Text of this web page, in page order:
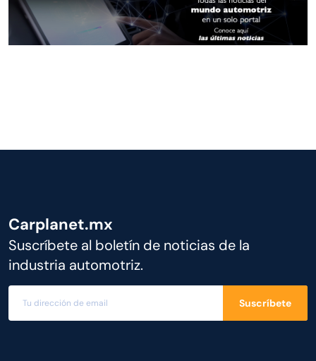
Carplanet.mx
Suscríbete al boletín de noticias de la
industria automotriz.
Suscríbete